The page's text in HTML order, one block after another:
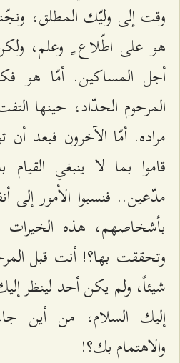
وقت إلى وليّك المطلق،
هو على اطّلاع ٍ وعلم،
أجل المساكين. أمّا هو
المرحوم الحدّاد، حينها
مراده. أمّا الآخرون فبعد أن
قاموا بما لا ينبغي
مدّعين.. فنسبوا الأمور إلى
بأشخاصهم، هذه الخيرات
وتحققت بها؟! أنت قبل
شيئاً، ولم يكن أحد لينظر
إليك السلام، من أين
والاهتمام بك؟!